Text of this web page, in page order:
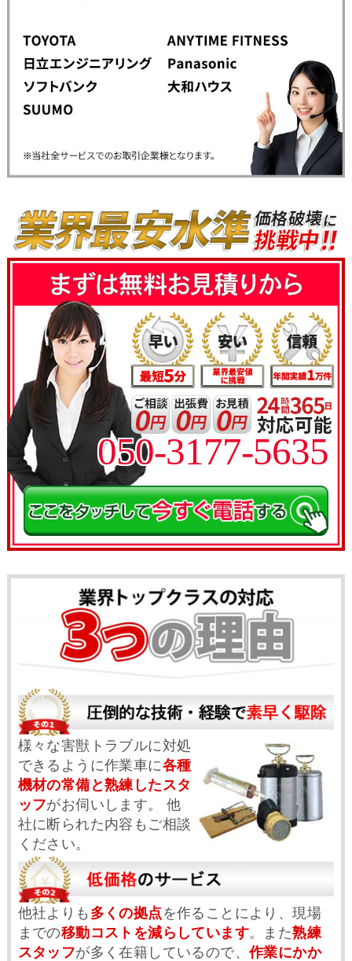
050-3177-5635
様々な害獣トラブルに対処
できるように作業車に各種
機材の常備と熟練したスタ
ッフがお伺いします。 他
社に断られた内容もご相談
ください。
他社よりも 多くの拠点 を作ることにより、現場
までの移動コストを減らしています。また熟練
スタッフが多く在籍しているので、作業にかか